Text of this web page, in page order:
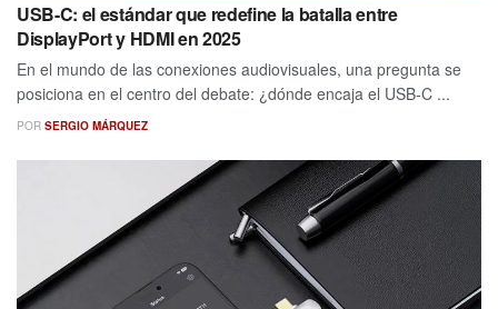
USB-C: el estándar que redefine la batalla entre
DisplayPort y HDMI en 2025
En el mundo de las conexiones audiovisuales, una pregunta se
posiciona en el centro del debate: ¿dónde encaja el USB-C ...
POR SERGIO MÁRQUEZ